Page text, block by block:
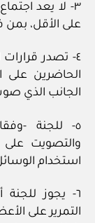
٣- لا يعد
على الأقل، بمن
٤- تصدر قرارات
الحاضرين على
الجانب الذي
٥- للجنة -
والتصويت
استخدام
٦- يجوز
التمرير على